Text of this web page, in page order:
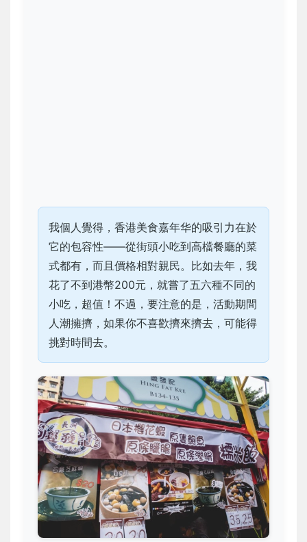
我個人覺得，香港美食嘉年华的吸引力在於
它的包容性——從街頭小吃到高檔餐廳的菜
式都有，而且價格相對親民。比如去年，我
花了不到港幣200元，就嘗了五六種不同的
小吃，超值！不過，要注意的是，活動期間
人潮擁擠，如果你不喜歡擠來擠去，可能得
挑對時間去。